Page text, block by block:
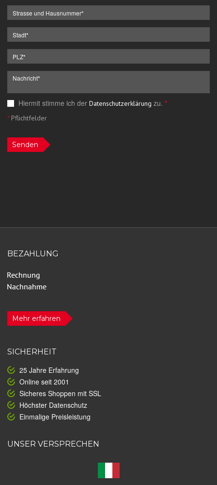
Hiermit stimme ich der Datenschutzerklärung zu. *
*Pflichtfelder
Senden
BEZAHLUNG
Mehr erfahren
SICHERHEIT
25 Jahre Erfahrung
Online seit 2001
Sicheres Shoppen mit SSL
Höchster Datenschutz
Einmalige Preisleistung
UNSER VERSPRECHEN